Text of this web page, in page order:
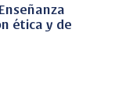
ética y de